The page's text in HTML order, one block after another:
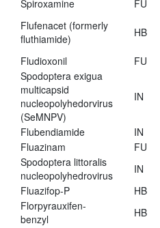
Spiroxamine
FU
Flufenacet (formerly
fluthiamide)
HB
Fludioxonil
FU
Spodoptera exigua
multicapsid
nucleopolyhedorvirus
(SeMNPV)
IN
Flubendiamide IN
Fluazinam
FU
Spodoptera littoralis
nucleopolyhedrovirus
IN
Fluazifop-P
HB
Florpyrauxifen-
benzyl
HB